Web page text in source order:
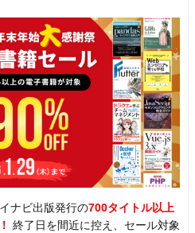
ナビ出版発行の700タイトル以上
終了日を間近に控え、セール対象